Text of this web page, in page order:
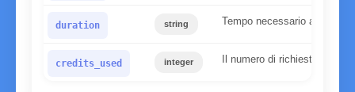
duration string Tempo necessario al server
credits_used integer Il numero di richieste